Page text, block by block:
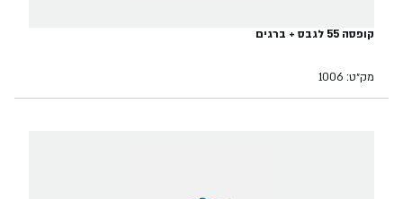
קופסה 55 לגבס + ברגים
מק״ט: 1006